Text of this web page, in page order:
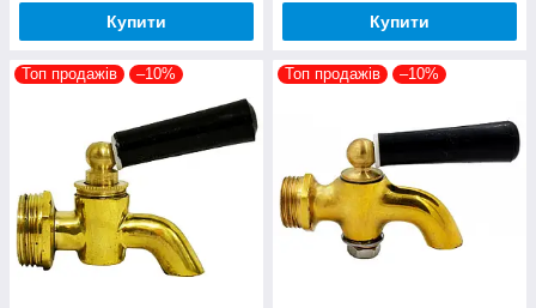
Купити Купити
Топ продажів –10% Топ продажів –10%